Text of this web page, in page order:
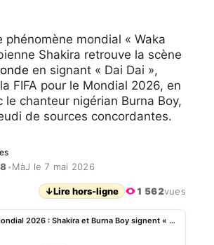
phénomène mondial « Waka
Shakira retrouve la scène
en signant « Dai Dai »,
FIFA pour le Mondial 2026, en
le chanteur nigérian Burna Boy,
de sources concordantes.
•MàJ le 7 mai 2026
↓Lire hors-ligne 1 562vues
Mondial 2026 : Shakira et Burna Boy signent « Dai Dai », l’hymne officiel de la FIFA